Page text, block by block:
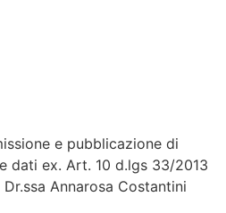
e pubblicazione di
dati ex. Art. 10 d.lgs 33/2013
Annarosa Costantini